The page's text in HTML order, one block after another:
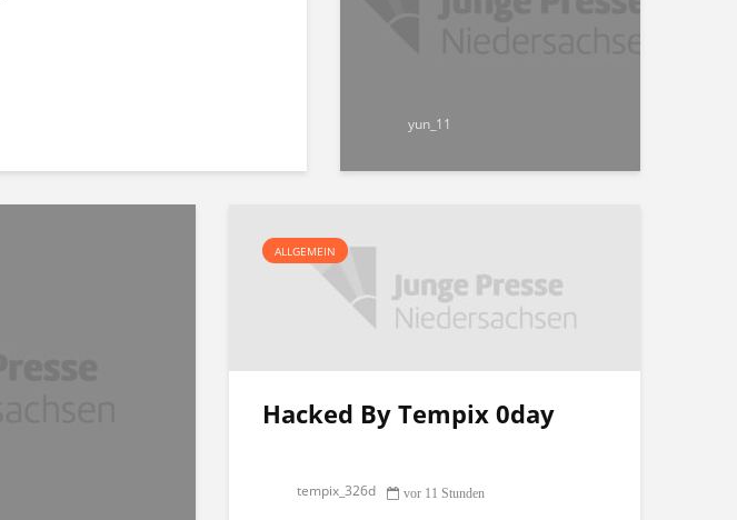
yun_11
ALLGEMEIN
Hacked By Tempix 0day
tempix_326d vor 11 Stunden